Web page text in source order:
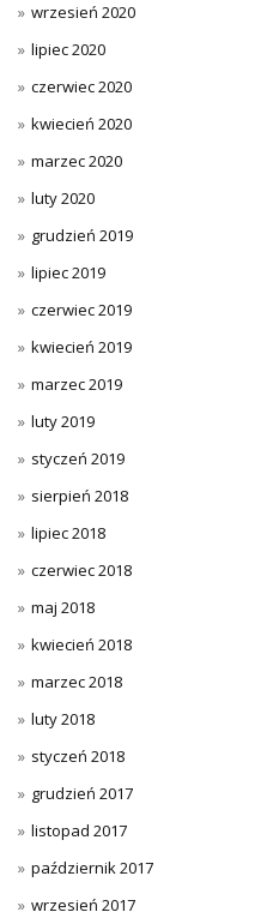
wrzesień 2020
lipiec 2020
czerwiec 2020
kwiecień 2020
marzec 2020
luty 2020
grudzień 2019
lipiec 2019
czerwiec 2019
kwiecień 2019
marzec 2019
luty 2019
styczeń 2019
sierpień 2018
lipiec 2018
czerwiec 2018
maj 2018
kwiecień 2018
marzec 2018
luty 2018
styczeń 2018
grudzień 2017
listopad 2017
październik 2017
wrzesień 2017